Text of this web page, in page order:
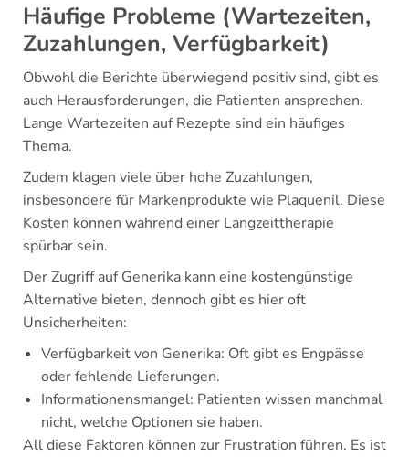
Häufige Probleme (Wartezeiten,
Zuzahlungen, Verfügbarkeit)
Obwohl die Berichte überwiegend positiv sind, gibt es
auch Herausforderungen, die Patienten ansprechen.
Lange Wartezeiten auf Rezepte sind ein häufiges
Thema.
Zudem klagen viele über hohe Zuzahlungen,
insbesondere für Markenprodukte wie Plaquenil. Diese
Kosten können während einer Langzeittherapie
spürbar sein.
Der Zugriff auf Generika kann eine kostengünstige
Alternative bieten, dennoch gibt es hier oft
Unsicherheiten:
Verfügbarkeit von Generika: Oft gibt es Engpässe
oder fehlende Lieferungen.
Informationensmangel: Patienten wissen manchmal
nicht, welche Optionen sie haben.
All diese Faktoren können zur Frustration führen. Es ist